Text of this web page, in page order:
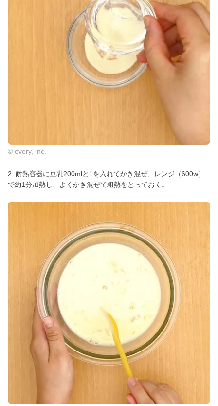
© every, Inc.
2. 耐熱容器に豆乳200mlと1を入れてかき混ぜ、レンジ（600w）
で約1分加熱し、よくかき混ぜて粗熱をとっておく。